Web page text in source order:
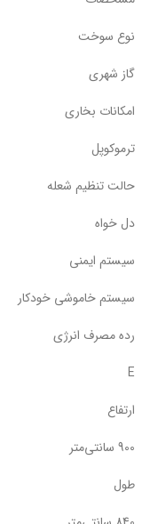
نوع سوخت
گاز شهری
امکانات بخاری
ترموکوپل
حالت تنظیم شعله
دل خواه
سیستم ایمنی
سیستم خاموشی خودکار
رده مصرف انرژی
E
ارتفاع
900 سانتی‌متر
طول